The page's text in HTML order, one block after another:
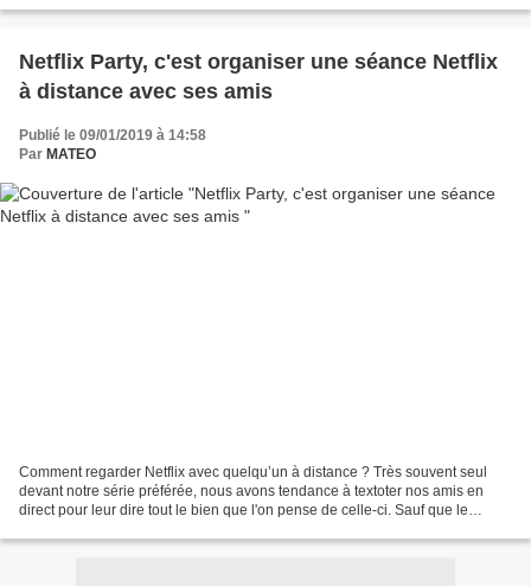
Netflix Party, c'est organiser une séance Netflix
à distance avec ses amis
Publié le 09/01/2019 à 14:58
Par MATEO
Comment regarder Netflix avec quelqu’un à distance ? Très souvent seul
devant notre série préférée, nous avons tendance à textoter nos amis en
direct pour leur dire tout le bien que l'on pense de celle-ci. Sauf que le